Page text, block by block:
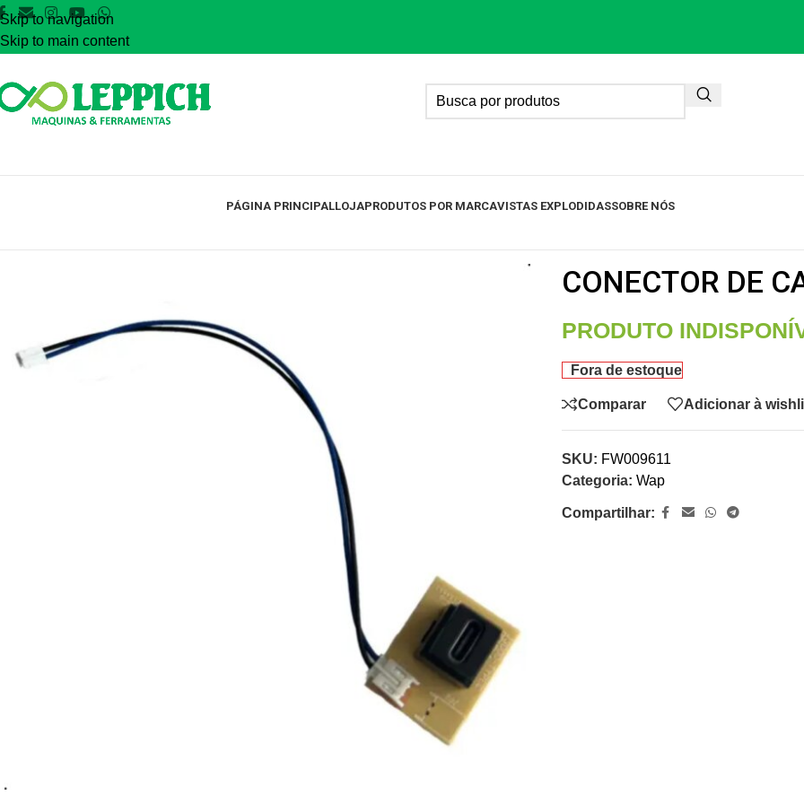
Skip to navigation
Skip to main content
PÁGINA PRINCIPALLOJAPRODUTOS POR MARCAVISTAS EXPLODIDASSOBRE NÓS
CONECTOR DE
PRODUTO
Fora de estoque
Comparar Adicionar à
SKU: FW009611
Categoria: Wap
Compartilhar: